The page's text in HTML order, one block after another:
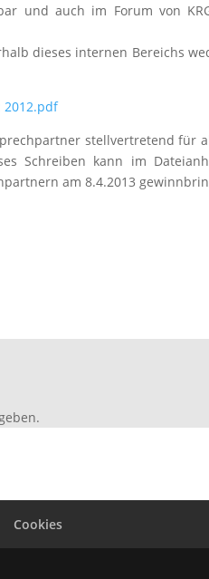
und auch im Forum von
dieses internen Bereichs
2012.pdf
stellvertretend für
Schreiben kann im
am 8.4.2013
Cookies